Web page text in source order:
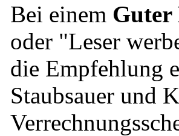
Bei einem Guter
oder "Leser
die Empfehlung
Staubsauer und